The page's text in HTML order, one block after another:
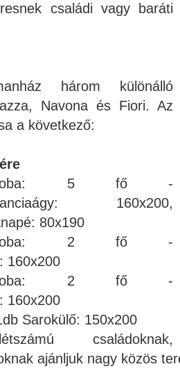
családi vagy baráti
három különálló
Navona és Fiori. Az
a következő:
5 fő -
160x200,
80x190
2 fő -
160x200
2 fő -
160x200
Sarokülő: 150x200
családoknak,
ajánljuk nagy közös